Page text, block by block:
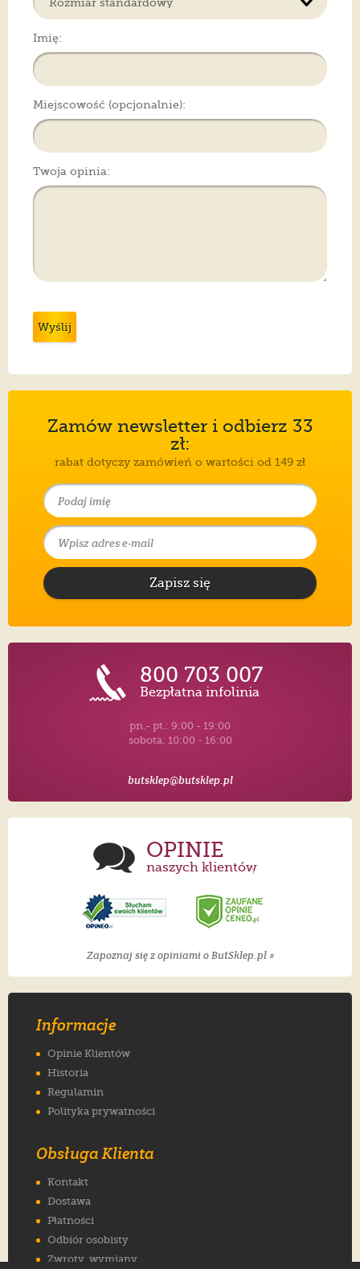
Imię:
Miejscowość (opcjonalnie):
Twoja opinia:
Wyślij
Zamów newsletter i odbierz 33
zł:
rabat dotyczy zamówień o wartości od 149 zł
Zapisz się
800 703 007
Bezpłatna infolinia
pn.- pt.: 9:00 - 19:00
sobota: 10:00 - 16:00
butsklep@butsklep.pl
OPINIE
naszych klientów
Zapoznaj się z opiniami o ButSklep.pl »
Informacje
Opinie Klientów
Historia
Regulamin
Polityka prywatności
Obsługa Klienta
Kontakt
Dostawa
Płatności
Odbiór osobisty
Zwroty, wymiany